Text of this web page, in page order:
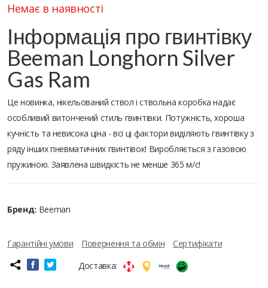
Немає в наявності
Інформація про гвинтівку
Beeman Longhorn Silver
Gas Ram
Це новинка, нікельований ствол і ствольна коробка надає
особливий витончений стиль гвинтівки. Потужність, хороша
кучність та невисока ціна - всі ці фактори виділяють гвинтівку з
ряду інших пневматичних гвинтівок! Виробляється з газовою
пружиною. Заявлена швидкість не менше 365 м/с!
Бренд: Beeman
Гарантійні умови Повернення та обмін
Сертифікати
Доставка: